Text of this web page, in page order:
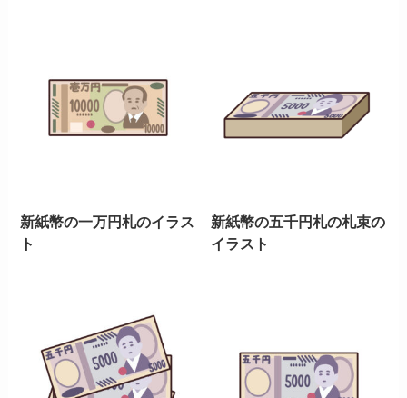
新紙幣の一万円札のイラス
ト
新紙幣の五千円札の札束の
イラスト